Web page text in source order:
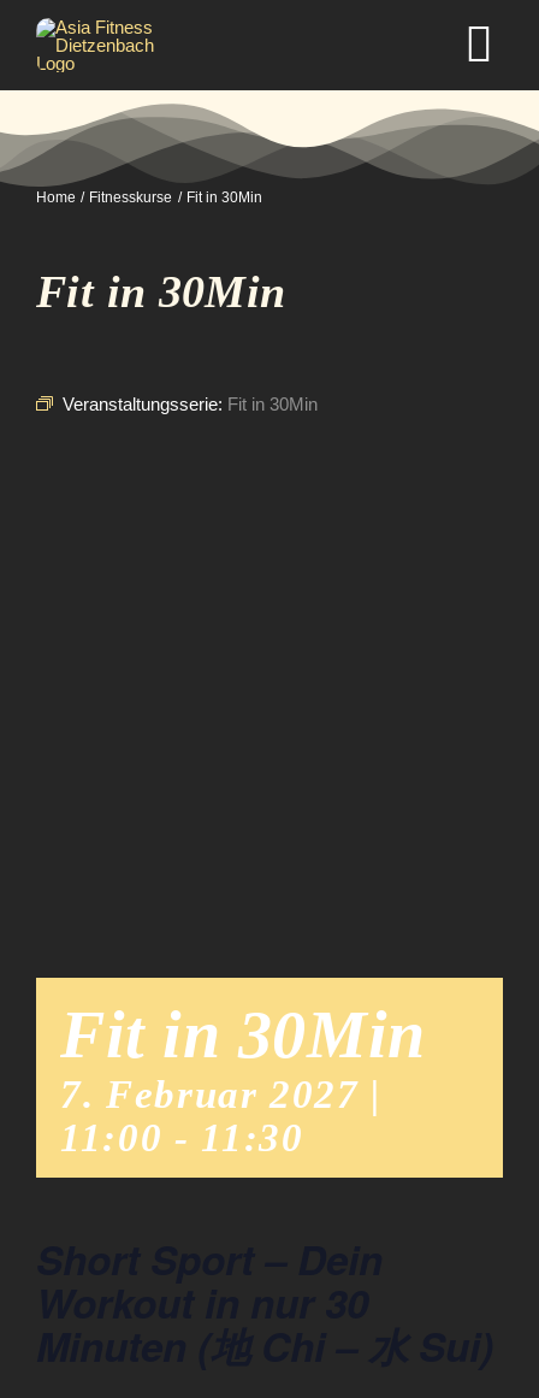
Inhalt
springen
Selbstverteidigung
Home Fitnesskurse Fit in 30Min
Fit in 30Min
Veranstaltungsserie: Fit in 30Min
Fit in 30Min
7. Februar 2027 |
11:00 - 11:30